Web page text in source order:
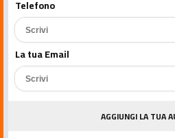
Telefono
La tua Email
AGGIUNGI LA TUA